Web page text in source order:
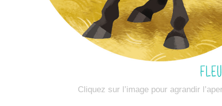
Cliquez sur l’image pour agrandir